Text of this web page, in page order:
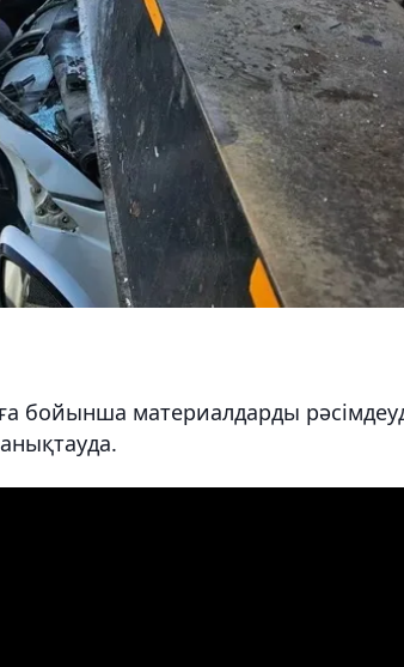
бойынша материалдарды